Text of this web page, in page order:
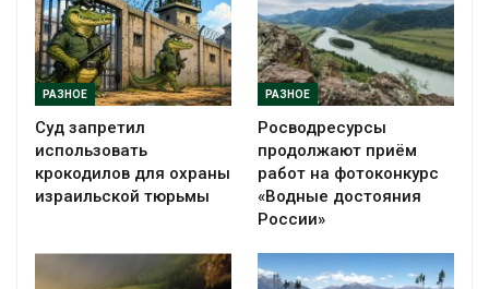
РАЗНОЕ
Суд запретил
использовать
крокодилов для охраны
израильской тюрьмы
РАЗНОЕ
Росводресурсы
продолжают приём
работ на фотоконкурс
«Водные достояния
России»